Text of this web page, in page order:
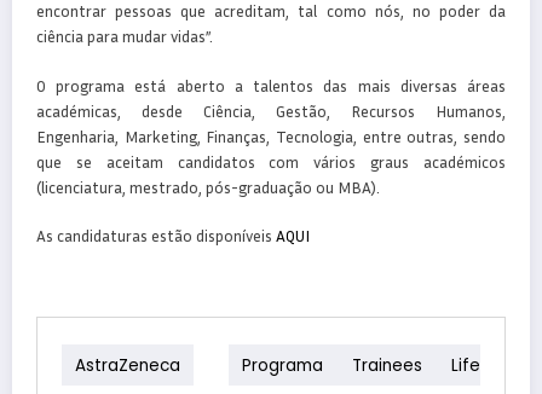
encontrar pessoas que acreditam, tal como nós, no poder da
ciência para mudar vidas”.
O programa está aberto a talentos das mais diversas áreas
académicas, desde Ciência, Gestão, Recursos Humanos,
Engenharia, Marketing, Finanças, Tecnologia, entre outras, sendo
que se aceitam candidatos com vários graus académicos
(licenciatura, mestrado, pós-graduação ou MBA).
As candidaturas estão disponíveis AQUI
AstraZeneca Programa Trainees Life